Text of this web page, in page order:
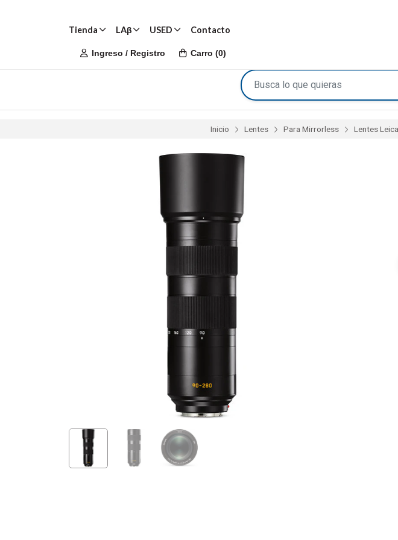
Tienda LAβ USED Contacto
Ingreso / Registro Carro (0)
Inicio Lentes Para Mirrorless Lentes Leica